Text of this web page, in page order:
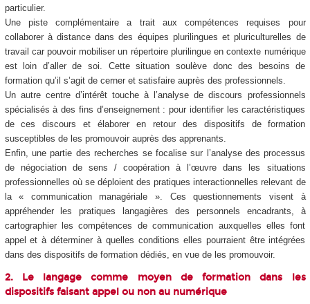
particulier.
Une piste complémentaire a trait aux compétences requises pour
collaborer à distance dans des équipes plurilingues et pluriculturelles de
travail car pouvoir mobiliser un répertoire plurilingue en contexte numérique
est loin d’aller de soi. Cette situation soulève donc des besoins de
formation qu’il s’agit de cerner et satisfaire auprès des professionnels.
Un autre centre d’intérêt touche à l’analyse de discours professionnels
spécialisés à des fins d’enseignement : pour identifier les caractéristiques
de ces discours et élaborer en retour des dispositifs de formation
susceptibles de les promouvoir auprès des apprenants.
Enfin, une partie des recherches se focalise sur l’analyse des processus
de négociation de sens / coopération à l’œuvre dans les situations
professionnelles où se déploient des pratiques interactionnelles relevant de
la « communication managériale ». Ces questionnements visent à
appréhender les pratiques langagières des personnels encadrants, à
cartographier les compétences de communication auxquelles elles font
appel et à déterminer à quelles conditions elles pourraient être intégrées
dans des dispositifs de formation dédiés, en vue de les promouvoir.
2. Le langage comme moyen de formation dans les
dispositifs faisant appel ou non au numérique